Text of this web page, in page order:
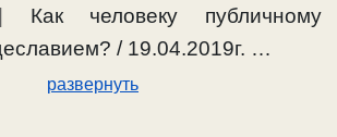
Как человеку публичному
/ 19.04.2019г. …
развернуть